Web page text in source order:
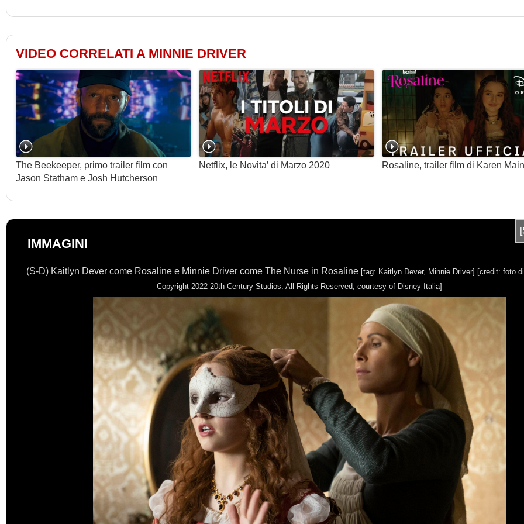
VIDEO CORRELATI A MINNIE DRIVER
The Beekeeper, primo trailer film con
Jason Statham e Josh Hutcherson
Netflix, le Novita’ di Marzo 2020 Rosaline, trailer film di Karen
IMMAGINI
(S-D) Kaitlyn Dever come Rosaline e Minnie Driver come The Nurse in Rosaline [tag: Kaitlyn Dever, Minnie Driver] [credit: foto
Copyright 2022 20th Century Studios. All Rights Reserved; courtesy of Disney Italia]